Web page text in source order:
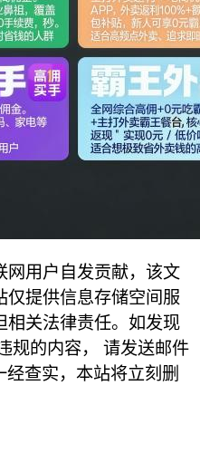
网用户自发贡献，该文
仅提供信息存储空间服
相关法律责任。如发现
规的内容， 请发送邮件
经查实，本站将立刻删